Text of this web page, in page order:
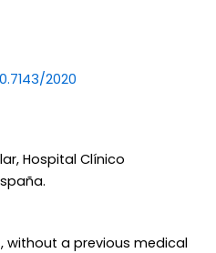
2020
Hospital Clínico
a previous medical